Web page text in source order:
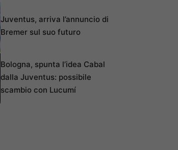
Juventus, arriva l’annuncio di
Bremer sul suo futuro
Bologna, spunta l’idea Cabal
dalla Juventus: possibile
scambio con Lucumí